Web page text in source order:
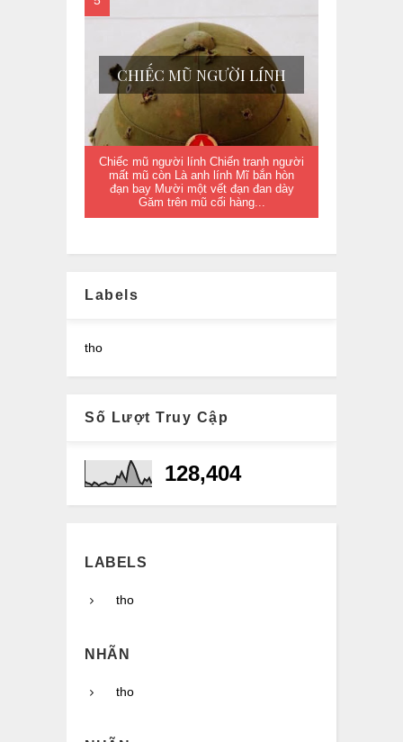
CHIẾC MŨ NGƯỜI LÍNH
Chiếc mũ người lính Chiến tranh người
mất mũ còn Là anh lính Mĩ bắn hòn
đạn bay Mười một vết đạn đan dày
Găm trên mũ cối hàng...
Labels
tho
Số Lượt Truy Cập
128,404
LABELS
tho
NHÃN
tho